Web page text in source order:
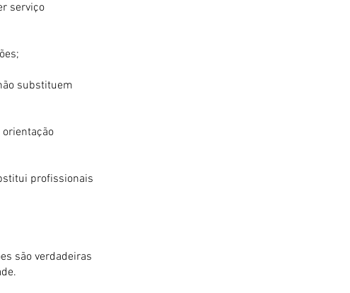
serviço
substituem
profissionais
são verdadeiras